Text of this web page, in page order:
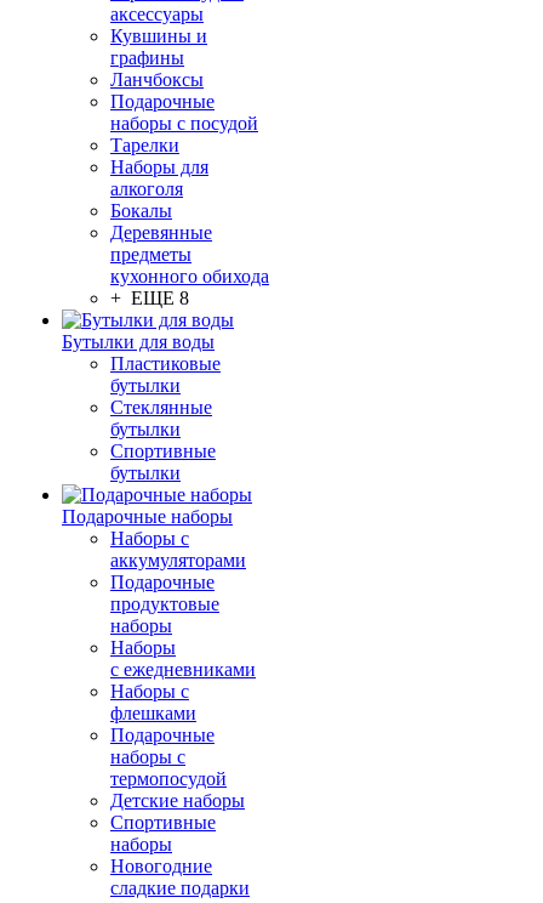
аксессуары
Кувшины и
графины
Ланчбоксы
Подарочные
наборы с посудой
Тарелки
Наборы для
алкоголя
Бокалы
Деревянные
предметы
кухонного обихода
+ ЕЩЕ 8
Бутылки для воды
Пластиковые
бутылки
Стеклянные
бутылки
Спортивные
бутылки
Подарочные наборы
Наборы с
аккумуляторами
Подарочные
продуктовые
наборы
Наборы
с ежедневниками
Наборы с
флешками
Подарочные
наборы с
термопосудой
Детские наборы
Спортивные
наборы
Новогодние
сладкие подарки